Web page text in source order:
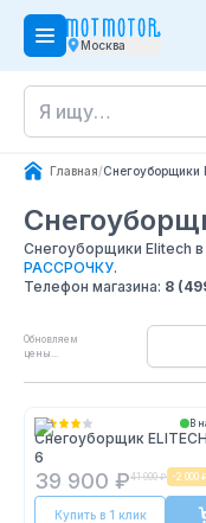
Москва
Главная/Снегоуборщики
Снегоуборщики Elitech
РАССРОЧКУ.
Телефон магазина: 8
Обновляем
цены...
В
Снегоуборщик
6
39 900 ₽41 900 ₽ -2 000 ₽
Купить в 1 клик